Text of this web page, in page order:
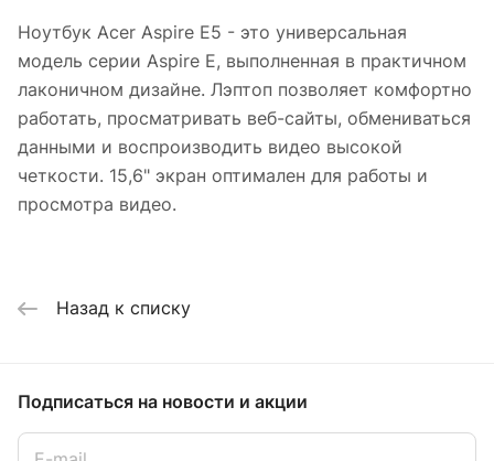
Ноутбук Acer Aspire E5 - это универсальная
модель серии Aspire E, выполненная в практичном
лаконичном дизайне. Лэптоп позволяет комфортно
работать, просматривать веб-сайты, обмениваться
данными и воспроизводить видео высокой
четкости. 15,6" экран оптимален для работы и
просмотра видео.
Назад к списку
Подписаться на новости и акции